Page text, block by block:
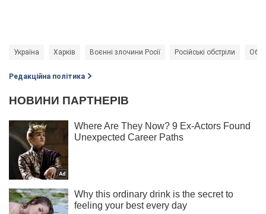
Україна Харків Воєнні злочини Росії Російські обстріли
Редакційна політика